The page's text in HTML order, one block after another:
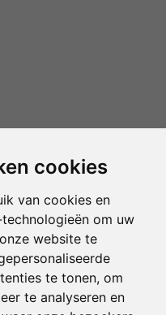
cookies
van cookies en
om uw
website te
te tonen, om
te analyseren en
preferences
is ontwikkeld door AGN
dealgemene voorwaarden